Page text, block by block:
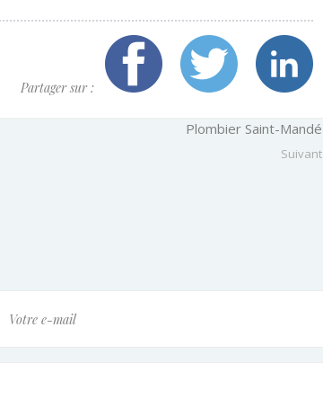
Partager sur :
Plombier Saint-Mandé
Suivant